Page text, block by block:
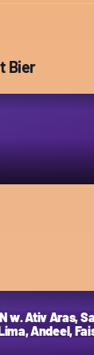
Bier
w. Ativ Aras,
Andeel,